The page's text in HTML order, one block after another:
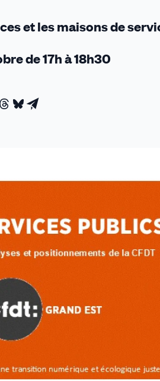
et les maisons de
de 17h à 18h30
Partager
Partager
Partager